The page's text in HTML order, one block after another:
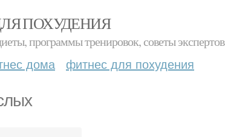
ПОХУДЕНИЯ
программы тренировок, советы экспертов
дома фитнес для похудения